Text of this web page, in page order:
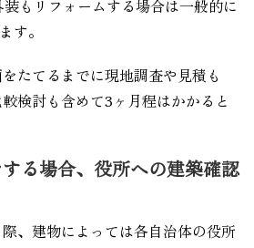
もリフォームする場合は一般的に
す。
たてるまでに現地調査や見積も
検討も含めて3ヶ月程はかかると
る場合、役所への建築確認
、建物によっては各自治体の役所